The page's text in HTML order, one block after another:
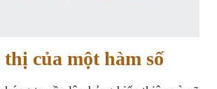
của một hàm số